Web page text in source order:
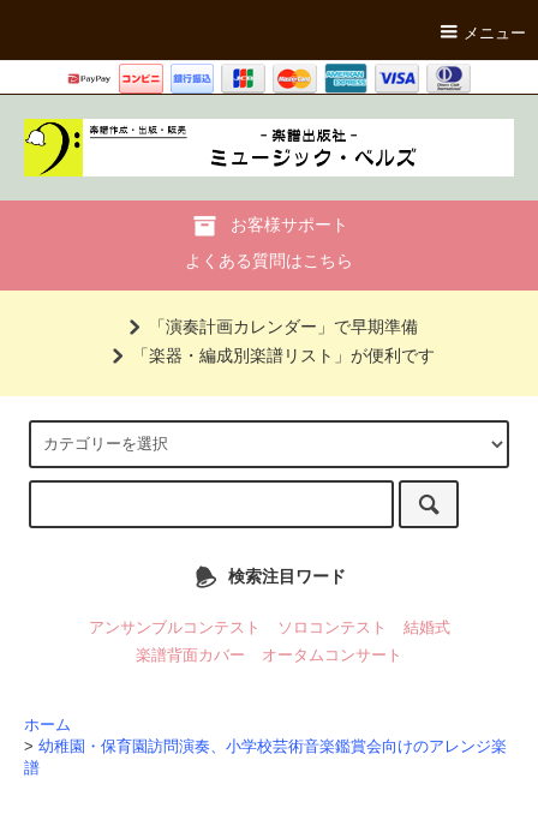
メニュー
お客様サポート
よくある質問はこちら
「演奏計画カレンダー」で早期準備
「楽器・編成別楽譜リスト」が便利です
検索注目ワード
アンサンブルコンテスト ソロコンテスト
結婚式
楽譜背面カバー
オータムコンサート
ホーム
> 幼稚園・保育園訪問演奏、小学校芸術音楽鑑賞会向けのアレンジ楽
譜